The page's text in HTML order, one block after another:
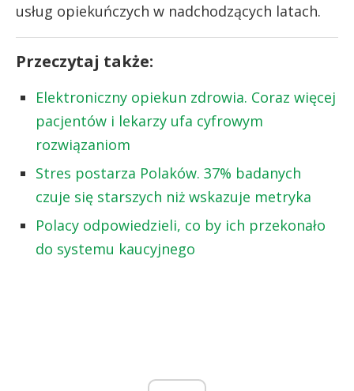
usług opiekuńczych w nadchodzących latach.
Przeczytaj także:
Elektroniczny opiekun zdrowia. Coraz więcej
pacjentów i lekarzy ufa cyfrowym
rozwiązaniom
Stres postarza Polaków. 37% badanych
czuje się starszych niż wskazuje metryka
Polacy odpowiedzieli, co by ich przekonało
do systemu kaucyjnego